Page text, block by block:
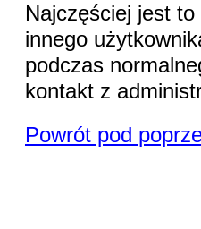
Najczęściej jest
innego
podczas
kontakt z
Powrót pod